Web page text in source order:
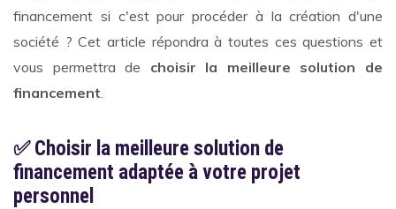
financement si c'est pour procéder à la création d'une
société ? Cet article répondra à toutes ces questions et
vous permettra de choisir la meilleure solution de
financement
✅ Choisir la meilleure solution de
financement adaptée à votre projet
personnel